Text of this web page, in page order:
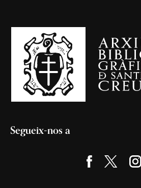
Segueix-nos a